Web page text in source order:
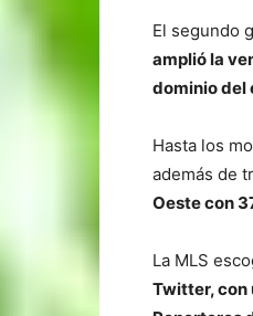
El segundo
amplió la
dominio del
Hasta los
además de
Oeste con
La MLS
Twitter, con